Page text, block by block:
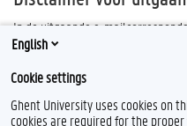
In de uitgaande e-
Universiteit Gent wordt geen
Er wordt wel een link naar de
English
Cookie settings
Ghent University uses cookies on
cookies are required for the